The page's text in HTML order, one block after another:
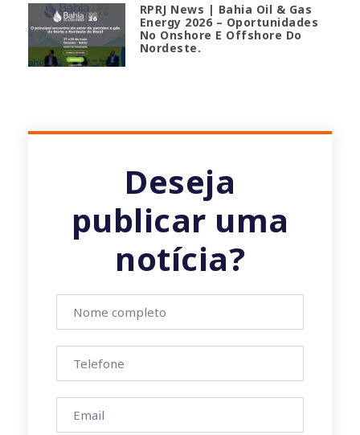
RPRJ News | Bahia Oil & Gas
Energy 2026 – Oportunidades
No Onshore E Offshore Do
Nordeste.
Deseja
publicar uma
notícia?